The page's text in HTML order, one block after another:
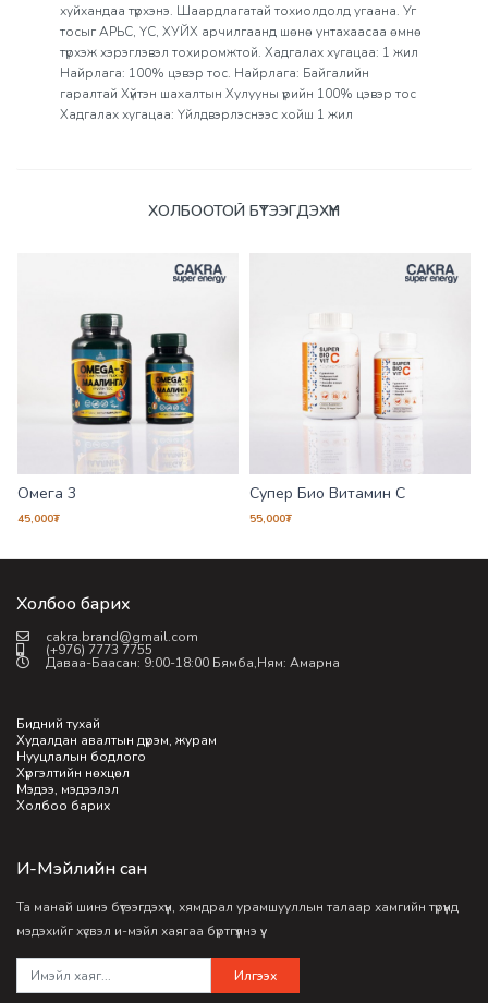
хуйхандаа түрхэнэ. Шаардлагатай тохиолдолд угаана. Уг
тосыг АРЬС, ҮС, ХУЙХ арчилгаанд шөнө унтахаасаа өмнө
түрхэж хэрэглэвэл тохиромжтой. Хадгалах хугацаа: 1 жил
Найрлага: 100% цэвэр тос. Найрлага: Байгалийн
гаралтай Хүйтэн шахалтын Хулууны үрийн 100% цэвэр тос
Хадгалах хугацаа: Үйлдвэрлэснээс хойш 1 жил
ХОЛБООТОЙ БҮТЭЭГДЭХҮҮН
Омега 3
45,000₮
Супер Био Витамин С
55,000₮
Холбоо барих
cakra.brand@gmail.com
(+976) 7773 7755
Даваа-Баасан: 9:00-18:00 Бямба,Ням: Амарна
Бидний тухай
Худалдан авалтын дүрэм, журам
Нууцлалын бодлого
Хүргэлтийн нөхцөл
Мэдээ, мэдээлэл
Холбоо барих
И-Мэйлийн сан
Та манай шинэ бүтээгдэхүүн, хямдрал урамшууллын талаар хамгийн түрүүнд
мэдэхийг хүсвэл и-мэйл хаягаа бүртгүүлнэ үү.
Илгээх